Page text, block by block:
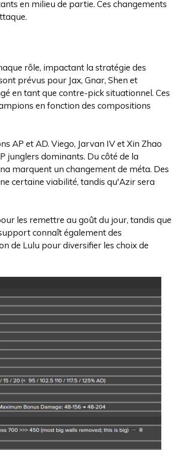
en milieu de partie. Ces changements
rôle, impactant la stratégie des
prévus pour Jax, Gnar, Shen et
en tant que contre-pick situationnel. Ces
en fonction des compositions
AP et AD. Viego, Jarvan IV et Xin Zhao
junglers dominants. Du côté de la
marquent un changement de méta. Des
certaine viabilité, tandis qu'Azir sera
les remettre au goût du jour, tandis que
connaît également des
de Lulu pour diversifier les choix de